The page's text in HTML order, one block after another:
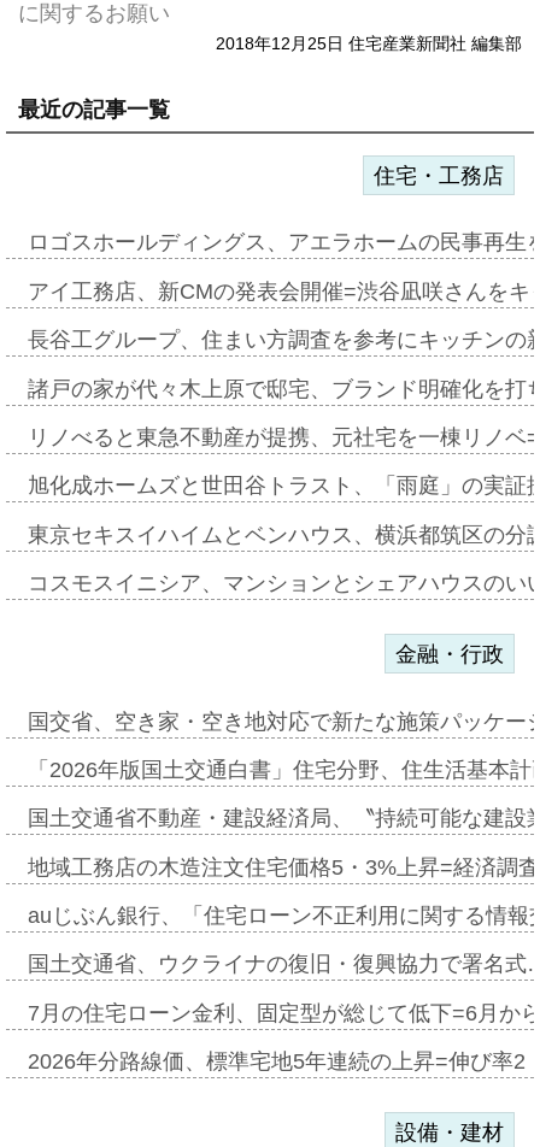
に関するお願い
2018年12月25日 住宅産業新聞社 編集部
最近の記事一覧
住宅・工務店
ロゴスホールディングス、アエラホームの民事再
アイ工務店、新CMの発表会開催=渋谷凪咲さんを
長谷工グループ、住まい方調査を参考にキッチン
諸戸の家が代々木上原で邸宅、ブランド明確化を
リノべると東急不動産が提携、元社宅を一棟リノ
旭化成ホームズと世田谷トラスト、「雨庭」の実
東京セキスイハイムとベンハウス、横浜都筑区の
コスモスイニシア、マンションとシェアハウスの
金融・行政
国交省、空き家・空き地対応で新たな施策パッケ
「2026年版国土交通白書」住宅分野、住生活基本
国土交通省不動産・建設経済局、〝持続可能な建
地域工務店の木造注文住宅価格5・3%上昇=経済調
auじぶん銀行、「住宅ローン不正利用に関する情
国土交通省、ウクライナの復旧・復興協力で署名
7月の住宅ローン金利、固定型が総じて低下=6月か
2026年分路線価、標準宅地5年連続の上昇=伸び率
設備・建材